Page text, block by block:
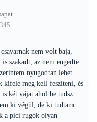
nem volt baja,
szakadt, az nem engedte
nyugodtan lehet
kifele meg kell feszíteni, és
két vájat ahol be tudsz
ki végül, de ki tudtam
a pici rugók olyan